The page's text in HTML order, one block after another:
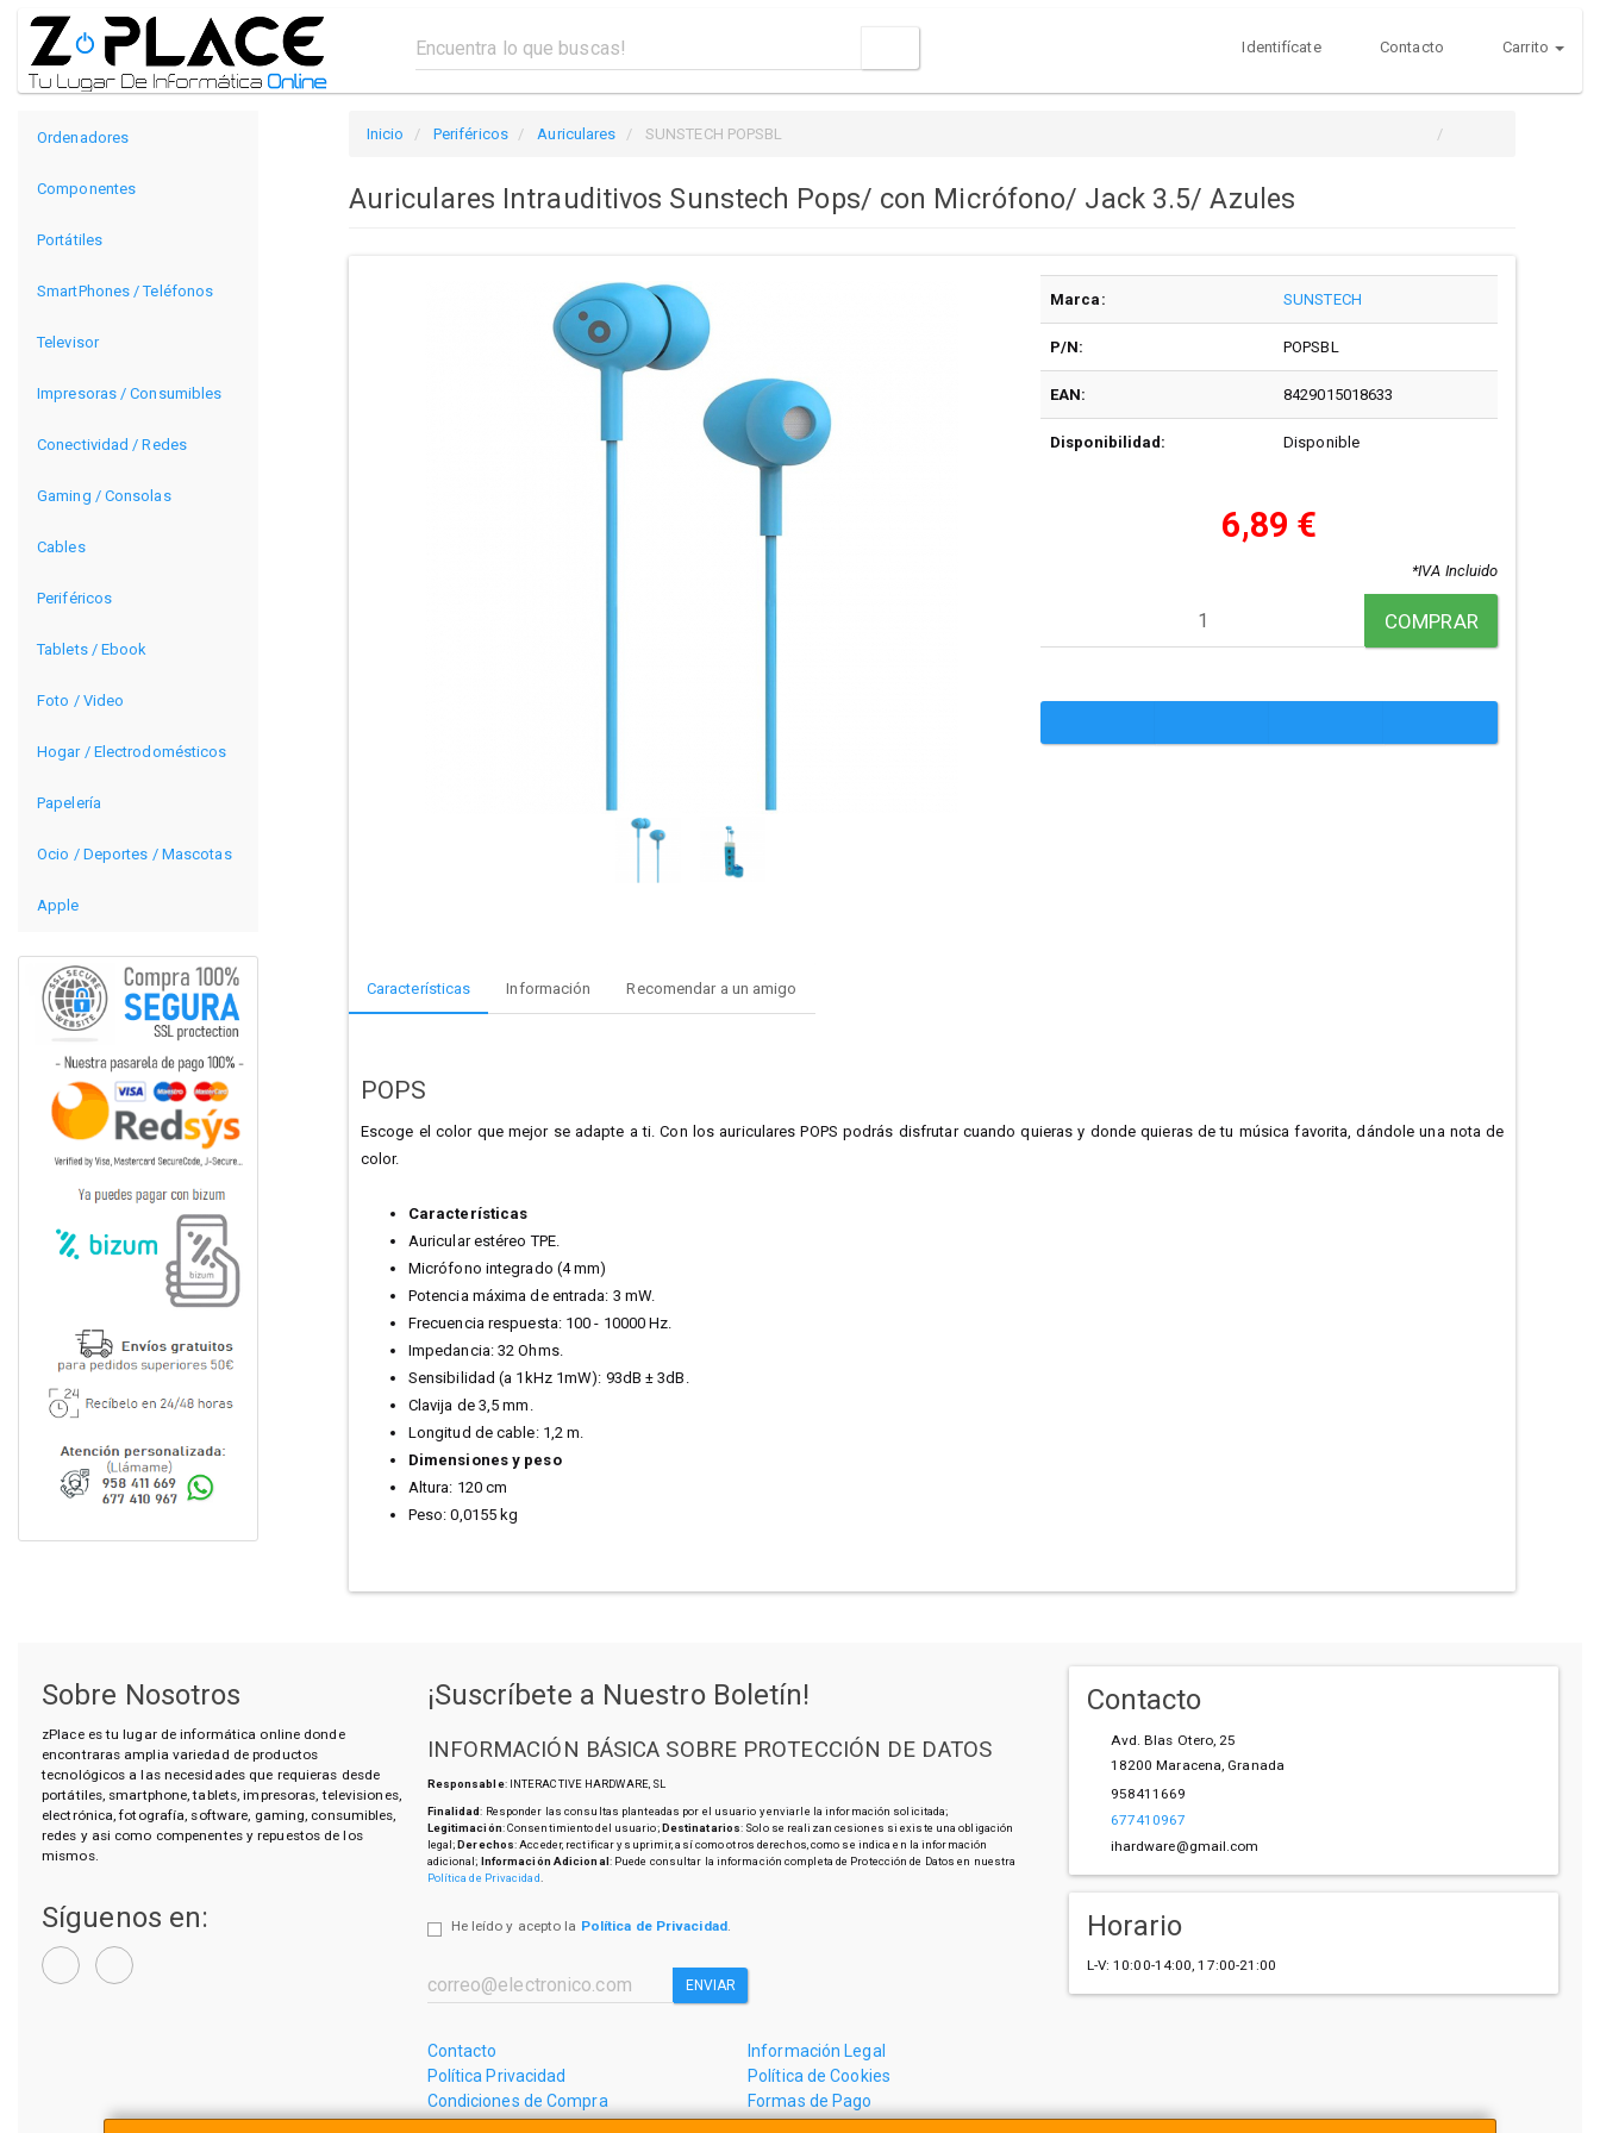
Identifícate Contacto Carrito
Ordenadores
Componentes
Portátiles
SmartPhones / Teléfonos
Televisor
Impresoras / Consumibles
Conectividad / Redes
Gaming / Consolas
Cables
Periféricos
Tablets / Ebook
Foto / Video
Hogar / Electrodomésticos
Papelería
Ocio / Deportes / Mascotas
Apple
Inicio Periféricos Auriculares SUNSTECH POPSBL
Auriculares Intrauditivos Sunstech Pops/ con Micrófono/ Jack 3.5/ Azules
Marca: SUNSTECH
P/N: POPSBL
EAN: 8429015018633
Disponibilidad: Disponible
6,89 €
*IVA Incluido
COMPRAR
Características Información Recomendar a un amigo
POPS
Escoge el color que mejor se adapte a ti. Con los auriculares POPS podrás disfrutar cuando quieras y donde quieras de tu música favorita, dándole una nota de
color.
Características
Auricular estéreo TPE.
Micrófono integrado (4 mm)
Potencia máxima de entrada: 3 mW.
Frecuencia respuesta: 100 - 10000 Hz.
Impedancia: 32 Ohms.
Sensibilidad (a 1kHz 1mW): 93dB ± 3dB.
Clavija de 3,5 mm.
Longitud de cable: 1,2 m.
Dimensiones y peso
Altura: 120 cm
Peso: 0,0155 kg
Sobre Nosotros
zPlace es tu lugar de informática online donde
encontraras amplia variedad de productos
tecnológicos a las necesidades que requieras desde
portátiles, smartphone, tablets, impresoras, televisiones,
electrónica, fotografía, software, gaming, consumibles,
redes y asi como compenentes y repuestos de los
mismos.
Síguenos en:
¡Suscríbete a Nuestro Boletín!
INFORMACIÓN BÁSICA SOBRE PROTECCIÓN DE DATOS
Responsable: INTERACTIVE HARDWARE, SL
Finalidad: Responder las consultas planteadas por el usuario y enviarle la información solicitada;
Legitimación: Consentimiento del usuario;Destinatarios: Solo se realizan cesiones si existe una obligación
legal;Derechos: Acceder, rectificar y suprimir, así como otros derechos, como se indica en la información
adicional; Información Adicional: Puede consultar la información completa de Protección de Datos en nuestra
Política de Privacidad.
He leído y acepto la Política de Privacidad.
ENVIAR
Contacto
Información Legal
Política Privacidad
Política de Cookies
Condiciones de Compra
Formas de Pago
¿Quienes Somos?
Contacto
Avd. Blas Otero, 25
18200 Maracena, Granada
958411669
677410967
ihardware@gmail.com
Horario
L-V: 10:00-14:00, 17:00-21:00